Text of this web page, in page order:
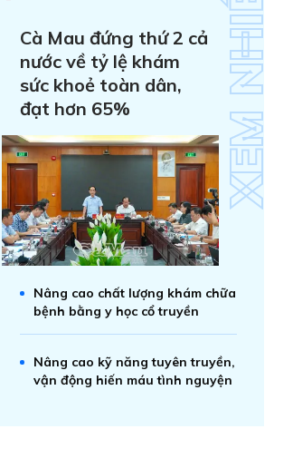
Cà Mau đứng thứ 2 cả
nước về tỷ lệ khám
sức khoẻ toàn dân,
đạt hơn 65%
Nâng cao chất lượng khám chữa
bệnh bằng y học cổ truyền
Nâng cao kỹ năng tuyên truyền,
vận động hiến máu tình nguyện